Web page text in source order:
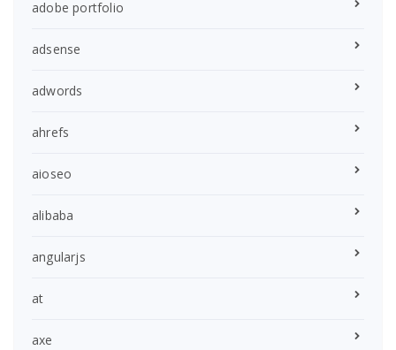
adobe portfolio
adsense
adwords
ahrefs
aioseo
alibaba
angularjs
at
axe